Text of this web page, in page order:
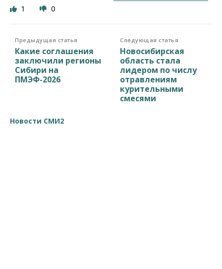
1 0
Предыдущая статья
Какие соглашения
заключили регионы
Сибири на
ПМЭФ-2026
Следующая статья
Новосибирская
область стала
лидером по числу
отравлениям
курительными
смесями
Новости СМИ2